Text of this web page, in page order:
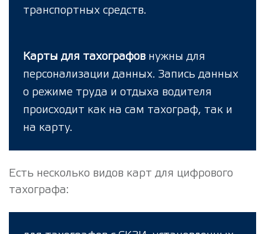
транспортных средств.
Карты для тахографов нужны для
персонализации данных. Запись данных
о режиме труда и отдыха водителя
происходит как на сам тахограф, так и
на карту.
Есть несколько видов карт для цифрового
тахографа: